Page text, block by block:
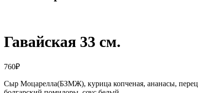
Гавайская 33 см.
760₽
Сыр Моцарелла(БЗМЖ), курица копченая, ананасы, перец